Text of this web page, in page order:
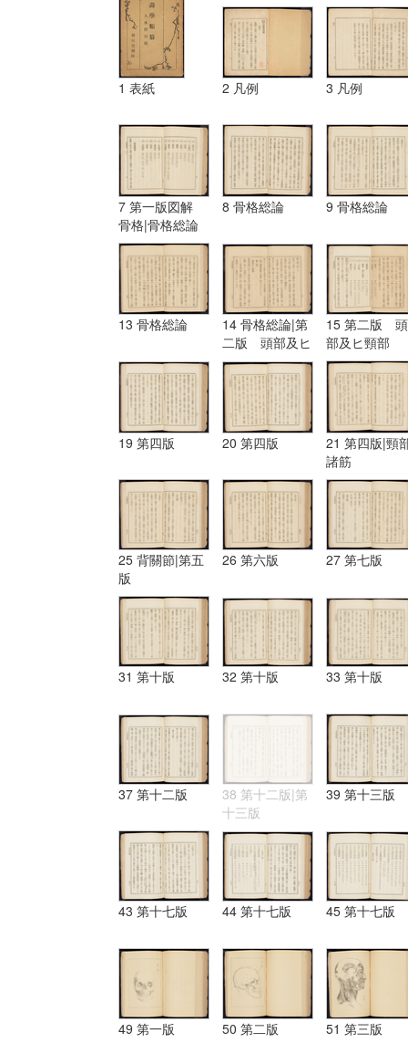
1 表紙 2 凡例 3 凡例
7 第一版図解
骨格|骨格総論
8 骨格総論 9 骨格総論
13 骨格総論
14 骨格総論|第
二版 頭部及ヒ
頸部
15 第二版 頭
部及ヒ頸部
19 第四版 20 第四版
21 第四版|頸
諸筋
25 背關節|第五
版
26 第六版 27 第七版
31 第十版 32 第十版 33 第十版
37 第十二版
38 第十二版|第
十三版
39 第十三版
43 第十七版 44 第十七版 45 第十七版
49 第一版 50 第二版 51 第三版